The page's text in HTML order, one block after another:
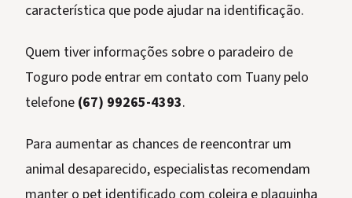
característica que pode ajudar na identificação.
Quem tiver informações sobre o paradeiro de
Toguro pode entrar em contato com Tuany pelo
telefone (67) 99265-4393.
Para aumentar as chances de reencontrar um
animal desaparecido, especialistas recomendam